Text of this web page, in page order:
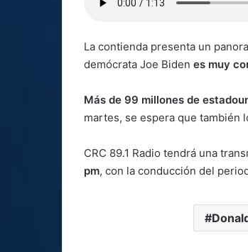
La contienda presenta un
demócrata Joe Biden es muy
Más de 99 millones de
martes, se espera que también
CRC 89.1 Radio tendrá una
pm, con la conducción del